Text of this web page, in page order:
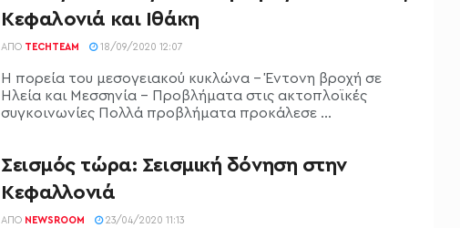
Κεφαλονιά και Ιθάκη
ΑΠΌ TECHTEAM 18/09/2020 12:07
Η πορεία του μεσογειακού κυκλώνα - Έντονη βροχή σε
Ηλεία και Μεσσηνία - Προβλήματα στις ακτοπλοϊκές
συγκοινωνίες Πολλά προβλήματα προκάλεσε ...
Σεισμός τώρα: Σεισμική δόνηση στην
Κεφαλλονιά
ΑΠΌ NEWSROOM 23/04/2020 11:13